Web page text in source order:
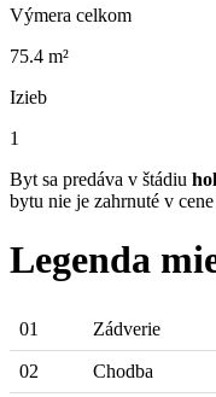
Výmera celkom
75.4 m²
Izieb
1
Byt sa predáva v štádiu
bytu nie je zahrnuté v
Legenda
01 Zádverie
02 Chodba